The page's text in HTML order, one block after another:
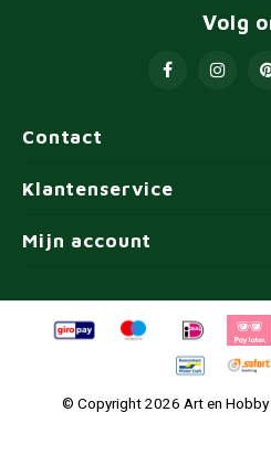
Contact
Volg
Klantenservice
Mijn account
© Copyright 2026 Art en